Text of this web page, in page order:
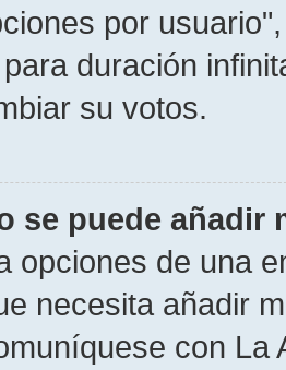
por
duración
su votos.
se puede añadir
opciones de una
necesita añadir
con La